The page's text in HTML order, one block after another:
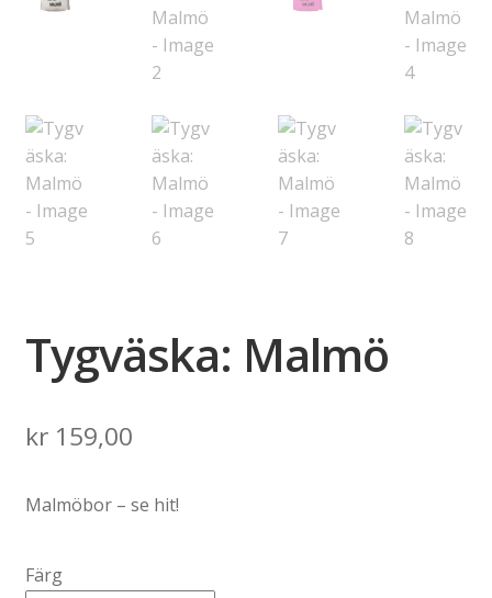
Tygväska: Malmö
kr159,00
Malmöbor – se hit!
Färg